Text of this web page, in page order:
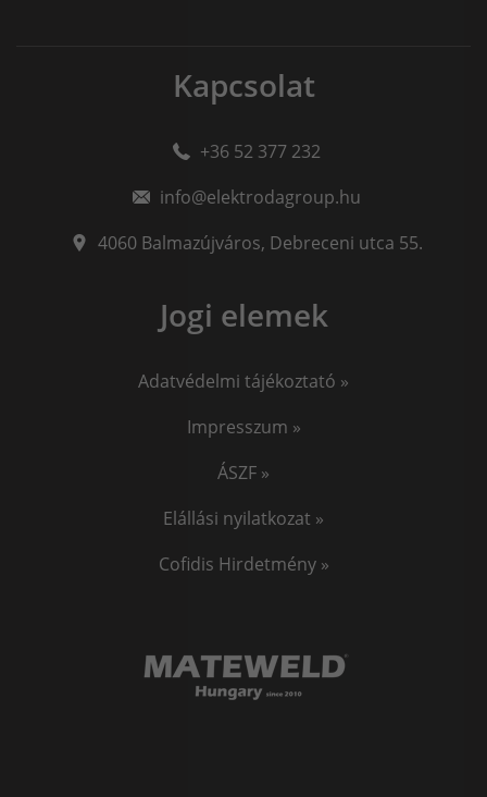
Kapcsolat
+36 52 377 232
info@elektrodagroup.hu
4060 Balmazújváros, Debreceni utca 55.
Jogi elemek
Adatvédelmi tájékoztató »
Impresszum »
ÁSZF »
Elállási nyilatkozat »
Cofidis Hirdetmény »